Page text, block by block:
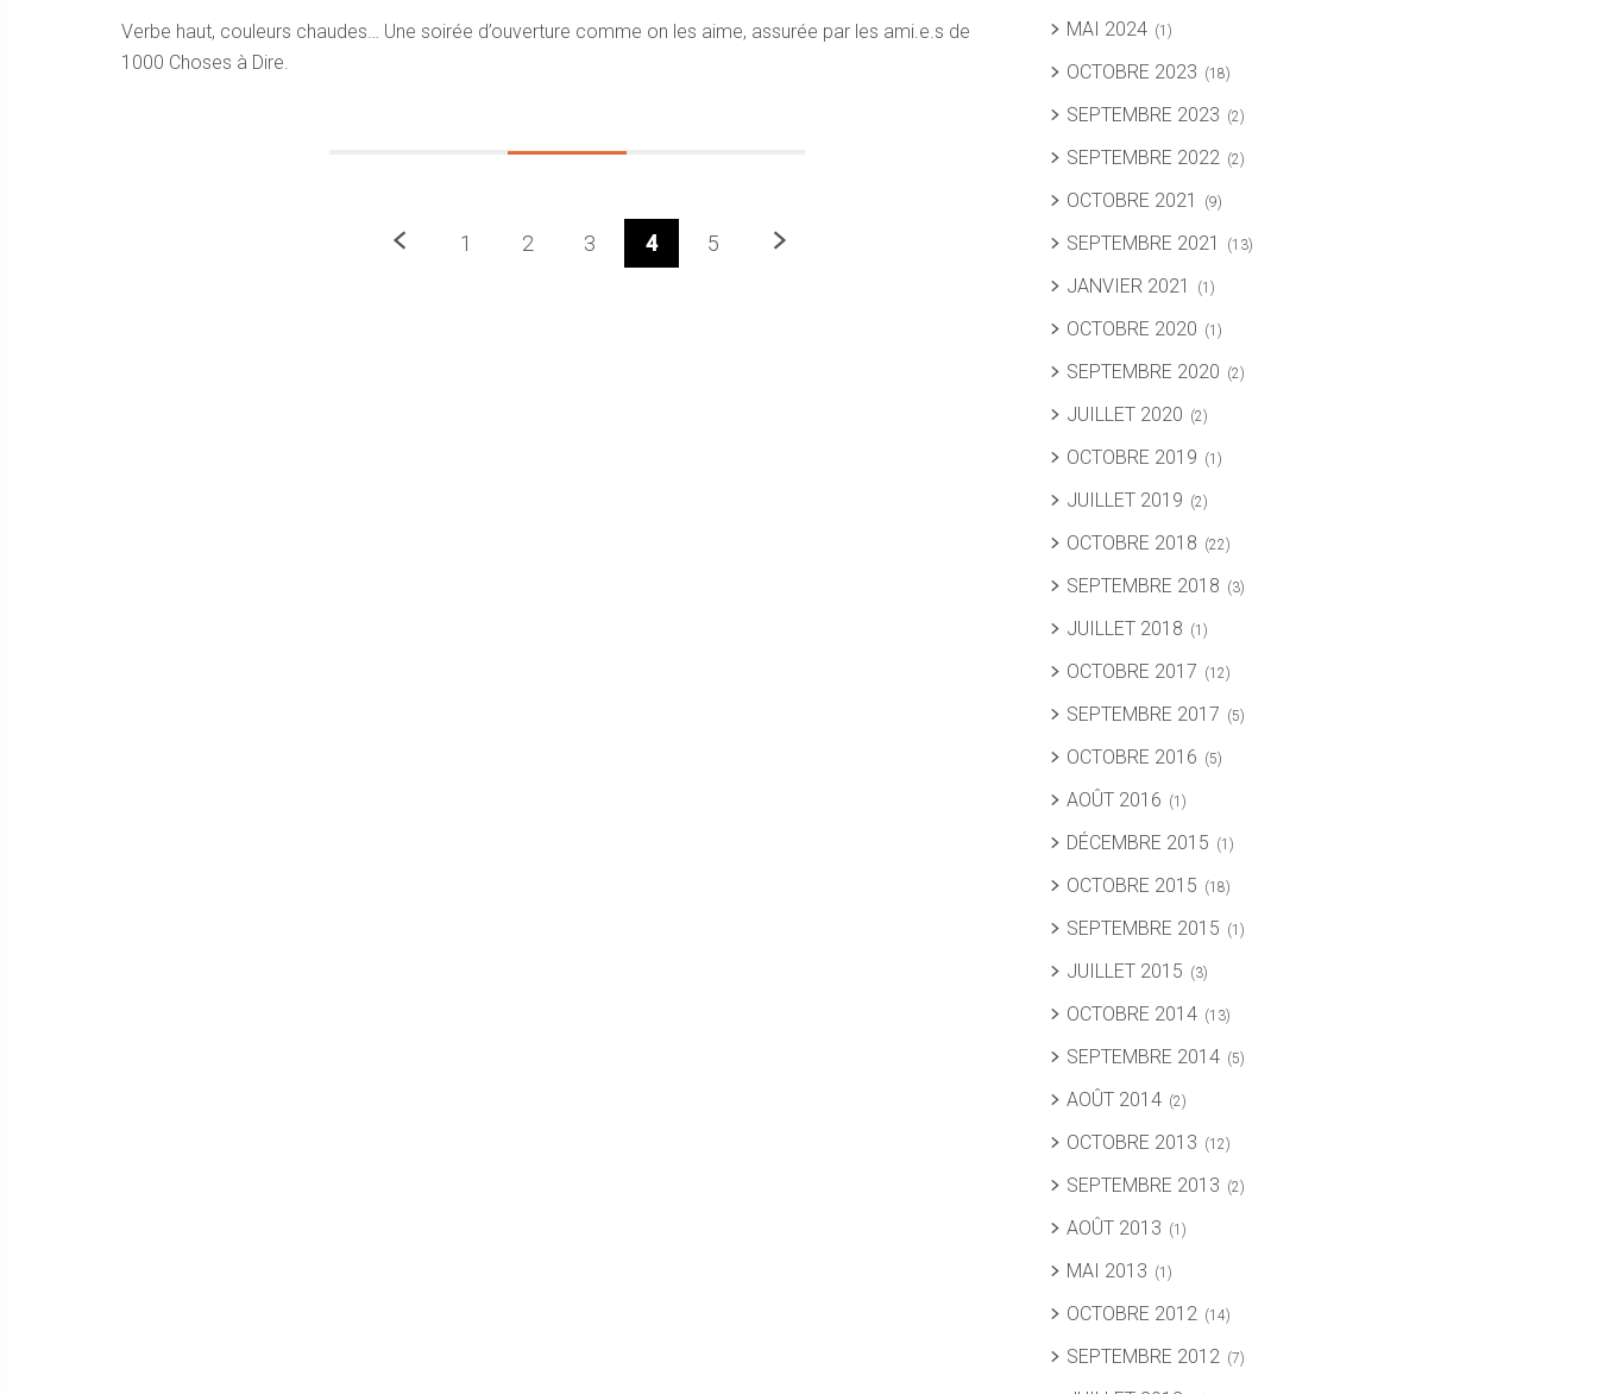
Verbe haut, couleurs chaudes… Une soirée d’ouverture comme on les aime, assurée par les ami.e.s de
1000 Choses à Dire.
Précedent
1 2 3 4 5 Prochaine
MAI 2024 (1)
OCTOBRE 2023 (18)
SEPTEMBRE 2023 (2)
SEPTEMBRE 2022 (2)
OCTOBRE 2021 (9)
SEPTEMBRE 2021 (13)
JANVIER 2021 (1)
OCTOBRE 2020 (1)
SEPTEMBRE 2020 (2)
JUILLET 2020 (2)
OCTOBRE 2019 (1)
JUILLET 2019 (2)
OCTOBRE 2018 (22)
SEPTEMBRE 2018 (3)
JUILLET 2018 (1)
OCTOBRE 2017 (12)
SEPTEMBRE 2017 (5)
OCTOBRE 2016 (5)
AOÛT 2016 (1)
DÉCEMBRE 2015 (1)
OCTOBRE 2015 (18)
SEPTEMBRE 2015 (1)
JUILLET 2015 (3)
OCTOBRE 2014 (13)
SEPTEMBRE 2014 (5)
AOÛT 2014 (2)
OCTOBRE 2013 (12)
SEPTEMBRE 2013 (2)
AOÛT 2013 (1)
MAI 2013 (1)
OCTOBRE 2012 (14)
SEPTEMBRE 2012 (7)